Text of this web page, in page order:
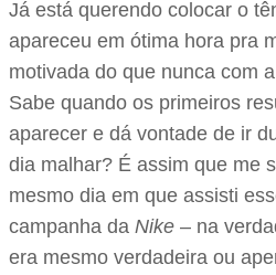
Já está querendo colocar o
apareceu em ótima hora pra
motivada do que nunca com
Sabe quando os primeiros
aparecer e dá vontade de ir
dia malhar? É assim que me
mesmo dia em que assisti
campanha da Nike – na
era mesmo verdadeira ou